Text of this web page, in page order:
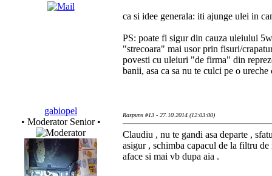
ca si idee generala: iti ajunge ulei in
PS: poate fi sigur din cauza uleiului
"strecoara" mai usor prin fisuri/
povesti cu uleiuri "de firma" din
banii, asa ca sa nu te culci pe o
gabiopel
• Moderator Senior •
Raspuns #13 - 27.10.2014 (12:03:00)
Claudiu , nu te gandi asa departe ,
asigur , schimba capacul de la filtru
aface si mai vb dupa aia .